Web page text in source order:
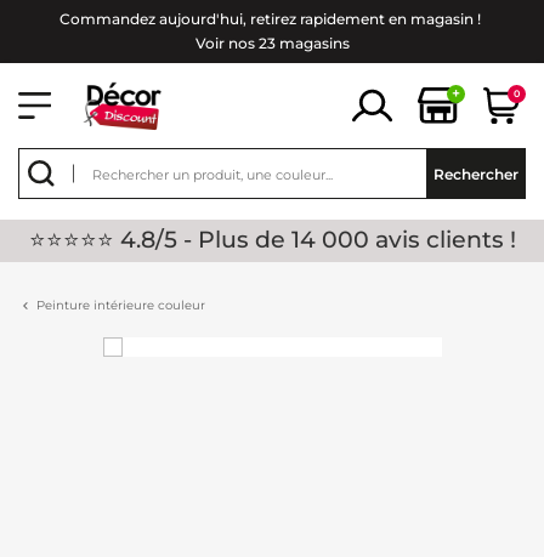
Commandez aujourd'hui, retirez rapidement en magasin !
Voir nos 23 magasins
+ 0
Rechercher
⭐⭐⭐⭐⭐ 4.8/5 - Plus de 14 000 avis clients !
Peinture intérieure couleur